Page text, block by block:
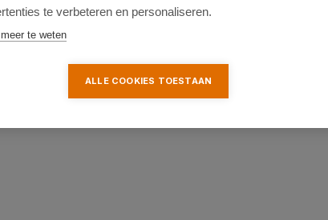
te verbeteren en personaliseren.
te weten
ALLE COOKIES TOESTAAN